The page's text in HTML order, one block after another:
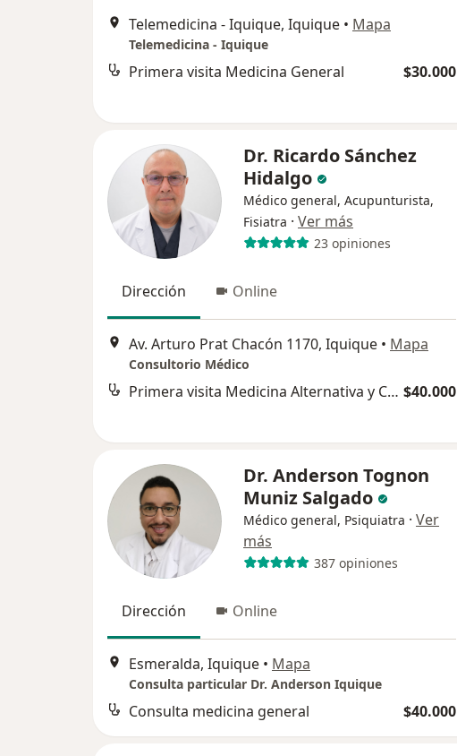
Telemedicina - Iquique, Iquique • Mapa
Telemedicina - Iquique
Primera visita Medicina General $30.000
Dr. Ricardo Sánchez
Hidalgo
Médico general, Acupunturista,
Fisiatra · Ver más
23 opiniones
Dirección Online
Av. Arturo Prat Chacón 1170, Iquique • Mapa
Consultorio Médico
Primera visita Medicina Alternativa y Complementaria $40.000
Dr. Anderson Tognon
Muniz Salgado
Médico general, Psiquiatra · Ver
más
387 opiniones
Dirección Online
Esmeralda, Iquique • Mapa
Consulta particular Dr. Anderson Iquique
Consulta medicina general $40.000